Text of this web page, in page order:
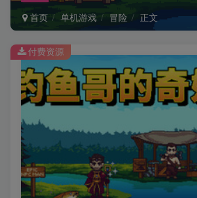
首页 单机游戏 冒险 正文
付费资源